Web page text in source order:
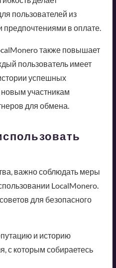
пользователей из
в оплате.
также повышает
пользователь имеет
успешных
новым участникам
для обмена.
важно соблюдать меры
LocalMonero.
для безопасного
и историю
с которым собираетесь